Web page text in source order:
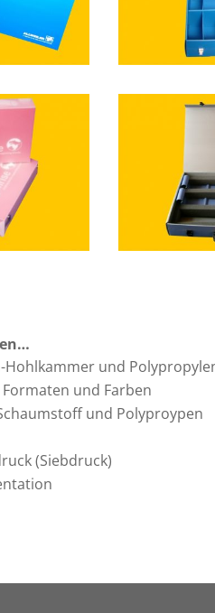
Hohlkammer und
und Farben
und Polyproypen
(Siebdruck)